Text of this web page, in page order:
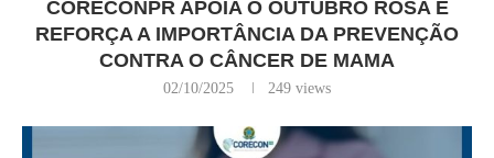
CORECONPR APOIA O OUTUBRO ROSA E
REFORÇA A IMPORTÂNCIA DA PREVENÇÃO
CONTRA O CÂNCER DE MAMA
02/10/2025 249 views